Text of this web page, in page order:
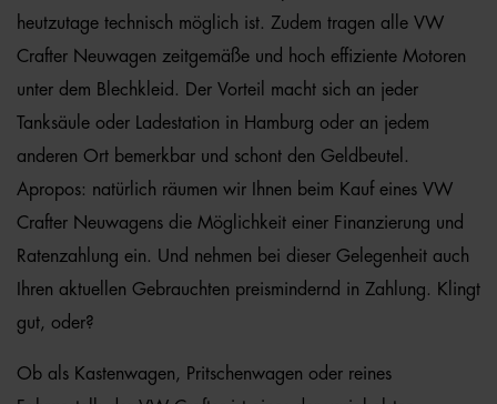
heutzutage technisch möglich ist. Zudem tragen alle VW
Crafter Neuwagen zeitgemäße und hoch effiziente Motoren
unter dem Blechkleid. Der Vorteil macht sich an jeder
Tanksäule oder Ladestation in Hamburg oder an jedem
anderen Ort bemerkbar und schont den Geldbeutel.
Apropos: natürlich räumen wir Ihnen beim Kauf eines VW
Crafter Neuwagens die Möglichkeit einer Finanzierung und
Ratenzahlung ein. Und nehmen bei dieser Gelegenheit auch
Ihren aktuellen Gebrauchten preismindernd in Zahlung. Klingt
gut, oder?
Ob als Kastenwagen, Pritschenwagen oder reines